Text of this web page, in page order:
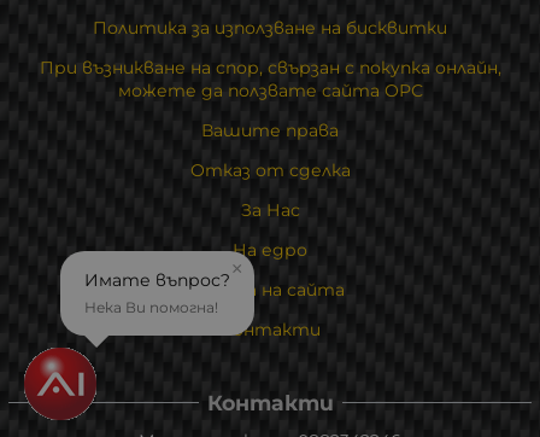
Политика за използване на бисквитки
При възникване на спор, свързан с покупка онлайн,
можете да ползвате сайта ОРС
Вашите права
Отказ от сделка
За Нас
На едро
Карта на сайта
Контакти
Контакти
×
Имате въпрос?
Нека Ви помогна!